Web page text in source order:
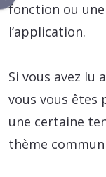
fonction ou
l’application.
Si vous avez lu
vous vous êtes
une certaine
thème